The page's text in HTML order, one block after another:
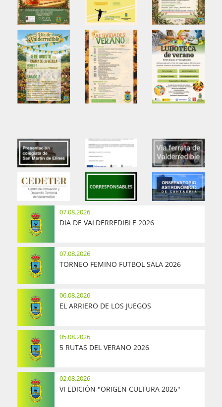
07.08.2026
DIA DE VALDERREDIBLE 2026
07.08.2026
TORNEO FEMINO FUTBOL SALA 2026
06.08.2026
EL ARRIERO DE LOS JUEGOS
05.08.2026
5 RUTAS DEL VERANO 2026
02.08.2026
VI EDICIÓN "ORIGEN CULTURA 2026"